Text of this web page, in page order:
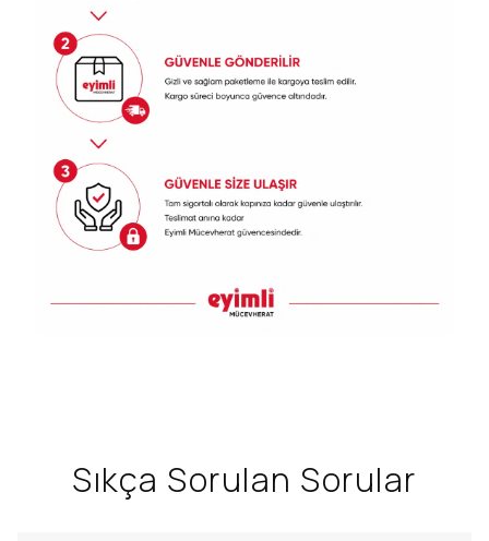
Sıkça Sorulan Sorular